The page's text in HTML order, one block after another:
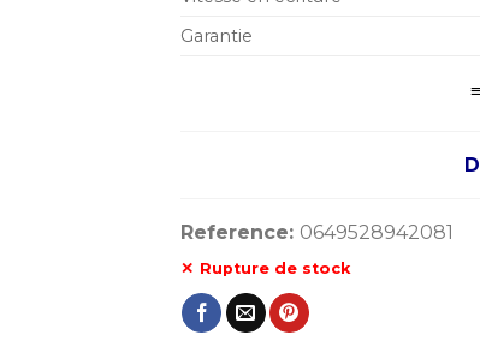
Garantie
Reference: 0649528942081
Rupture de stock